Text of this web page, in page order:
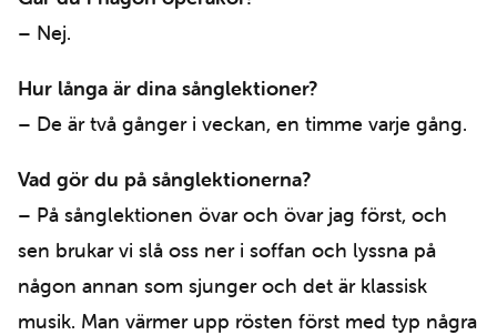
– Nej.
Hur långa är dina sånglektioner?
– De är två gånger i veckan, en timme varje gång.
Vad gör du på sånglektionerna?
– På sånglektionen övar och övar jag först, och
sen brukar vi slå oss ner i soffan och lyssna på
någon annan som sjunger och det är klassisk
musik. Man värmer upp rösten först med typ några